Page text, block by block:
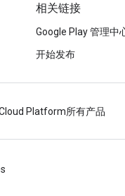
相关链接
Google Play 管理中
开始发布
Platform所有产品